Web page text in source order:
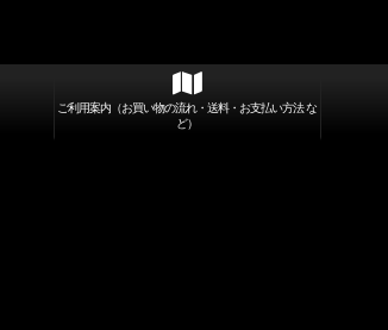
ご利用案内（お買い物の流れ・送料・お支払い方法 な
ど）